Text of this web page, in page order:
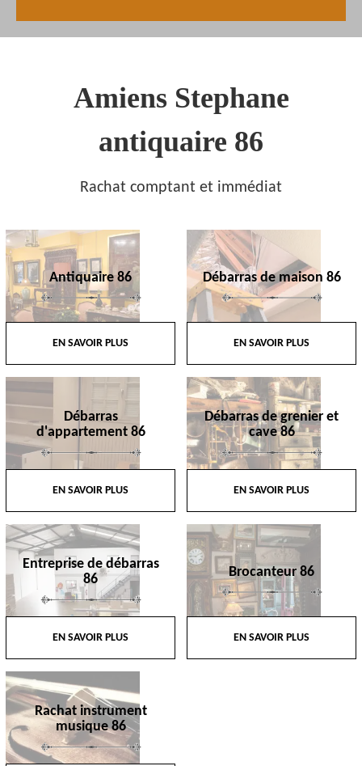
Amiens Stephane
antiquaire 86
Rachat comptant et immédiat
Antiquaire 86
EN SAVOIR PLUS
Débarras de maison 86
EN SAVOIR PLUS
Débarras
d'appartement 86
EN SAVOIR PLUS
Débarras de grenier et
cave 86
EN SAVOIR PLUS
Entreprise de débarras
86
EN SAVOIR PLUS
Brocanteur 86
EN SAVOIR PLUS
Rachat instrument
musique 86